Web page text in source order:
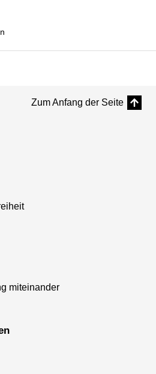
Zum Anfang der Seite
miteinander